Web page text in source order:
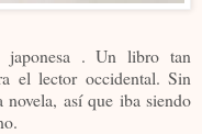
japonesa . Un libro tan
el lector occidental. Sin
así que iba siendo